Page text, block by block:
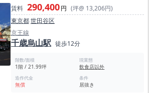
一方、ソファ席を活かした客単価設計も検討でき
制バーやラウンジのように、席数よりも滞在時間、
ト率を重視する業態に向いています。 現況はバ
件のため、既存の内装、客席、照明、音響、カラ
調、什器備品などを活用できる可能性がありま
ンから内装を造り込む場合と比較して、開業準備
や期間を抑えられる場合があります。 ただし、造
ラオケ機器・音響設備・空調・給排水・電気容
等については、必ず現地にて状態確認が必要で
ケバー、シーシャバー、ミュージックバー、ワイ
賃料 290,400円 (坪@ 13,206円)
東京都世田谷区
京王線
千歳烏山駅 徒歩12分
階数/面積
1階 / 21.99坪
現業態
飲食店以外
造作代金
無償
条件
居抜き